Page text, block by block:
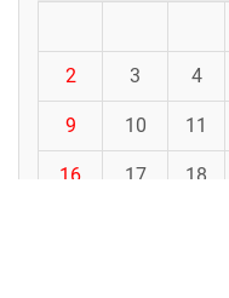
2 3 4
9 10 11
16 17 18